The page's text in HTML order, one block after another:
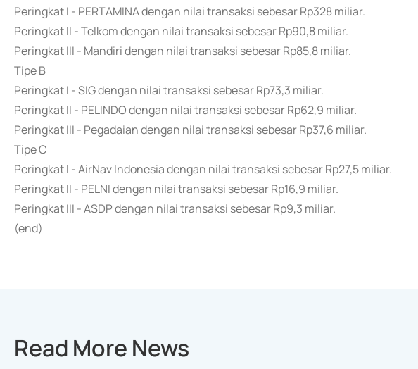
Peringkat I - PERTAMINA dengan nilai transaksi sebesar Rp328 miliar.
Peringkat II - Telkom dengan nilai transaksi sebesar Rp90,8 miliar.
Peringkat III - Mandiri dengan nilai transaksi sebesar Rp85,8 miliar.
Tipe B
Peringkat I - SIG dengan nilai transaksi sebesar Rp73,3 miliar.
Peringkat II - PELINDO dengan nilai transaksi sebesar Rp62,9 miliar.
Peringkat III - Pegadaian dengan nilai transaksi sebesar Rp37,6 miliar.
Tipe C
Peringkat I - AirNav Indonesia dengan nilai transaksi sebesar Rp27,5 miliar.
Peringkat II - PELNI dengan nilai transaksi sebesar Rp16,9 miliar.
Peringkat III - ASDP dengan nilai transaksi sebesar Rp9,3 miliar.
(end)
Read More News